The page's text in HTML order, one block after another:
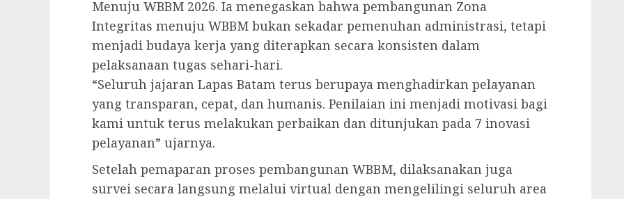
Menuju WBBM 2026. Ia menegaskan bahwa pembangunan Zona
Integritas menuju WBBM bukan sekadar pemenuhan administrasi, tetapi
menjadi budaya kerja yang diterapkan secara konsisten dalam
pelaksanaan tugas sehari-hari.
“Seluruh jajaran Lapas Batam terus berupaya menghadirkan pelayanan
yang transparan, cepat, dan humanis. Penilaian ini menjadi motivasi bagi
kami untuk terus melakukan perbaikan dan ditunjukan pada 7 inovasi
pelayanan” ujarnya.
Setelah pemaparan proses pembangunan WBBM, dilaksanakan juga
survei secara langsung melalui virtual dengan mengelilingi seluruh area